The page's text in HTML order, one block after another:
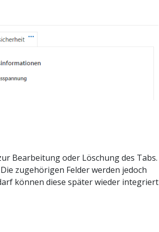
Bearbeitung oder Löschung des Tabs.
zugehörigen Felder werden jedoch
können diese später wieder integriert